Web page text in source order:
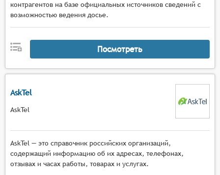
контрагентов на базе официальных источников сведений с
возможностью ведения досье.
Посмотреть
AskTel
AskTel
AskTel — это справочник российских организаций,
содержащий информацию об их адресах, телефонах,
отзывах и часах работы, товарах и услугах.